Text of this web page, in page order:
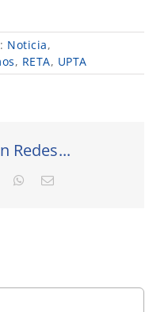
Noticia,
, RETA, UPTA
Redes...
WhatsApp
Correo